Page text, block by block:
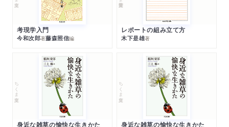
考現学入門
今和次郎著藤森照信編
レポートの組み立て方
木下是雄著
ちくま文庫
身近な雑草の愉快な生きかた
ちくま文庫
身近な雑草の愉快な生きかた